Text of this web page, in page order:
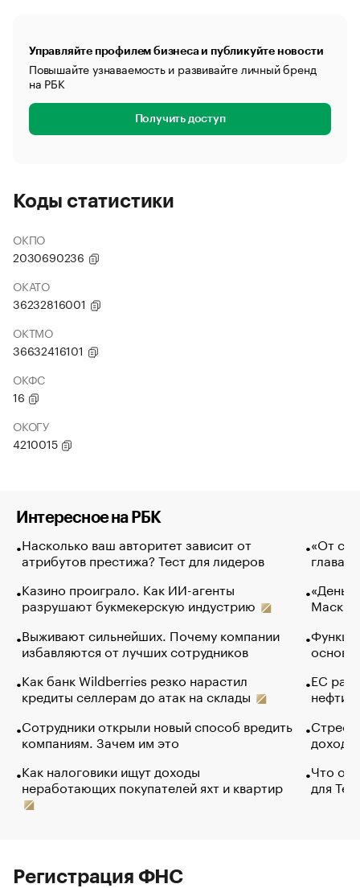
Управляйте профилем бизнеса и публикуйте новости
Повышайте узнаваемость и развивайте личный бренд
на РБК
Получить доступ
Коды статистики
ОКПО
2030690236
ОКАТО
36232816001
ОКТМО
36632416101
ОКФС
16
ОКОГУ
4210015
Интересное на РБК
Насколько ваш авторитет зависит от
атрибутов престижа? Тест для лидеров
Казино проиграло. Как ИИ-агенты
разрушают букмекерскую индустрию
Выживают сильнейших. Почему компании
избавляются от лучших сотрудников
Как банк Wildberries резко нарастил
кредиты селлерам до атак на склады
Сотрудники открыли новый способ вредить
компаниям. Зачем им это
Как налоговики ищут доходы
неработающих покупателей яхт и квартир
«От
глава
Маск в
основ
ЕС
нефти
Что
для
Регистрация ФНС